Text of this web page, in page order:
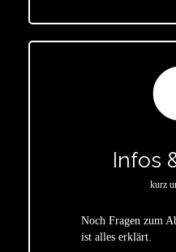
Infos
kurz
Noch Fragen zum
ist alles erklärt.